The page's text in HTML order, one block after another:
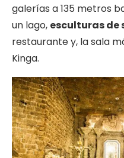
galerías a 135 metros
un lago, esculturas de
restaurante y, la sala
Kinga.